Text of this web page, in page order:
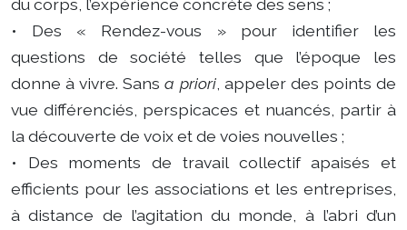
du corps, l’expérience concrète des sens ;
• Des « Rendez-vous » pour identifier les
questions de société telles que l’époque les
donne à vivre. Sansa priori, appeler des points de
vue différenciés, perspicaces et nuancés, partir à
la découverte de voix et de voies nouvelles ;
• Des moments de travail collectif apaisés et
efficients pour les associations et les entreprises,
à distance de l’agitation du monde, à l’abri d’un